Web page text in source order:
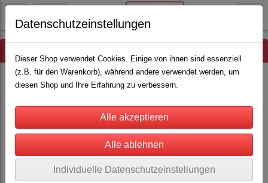
Datenschutzeinstellungen
Dieser Shop verwendet Cookies. Einige von ihnen sind essenziell
(z.B. für den Warenkorb), während andere verwendet werden, um
diesen Shop und Ihre Erfahrung zu verbessern.
Individuelle Datenschutzeinstellungen